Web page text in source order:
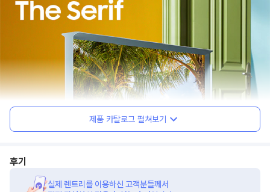
제품 카탈로그 펼쳐보기
후기
실제 렌트리를 이용하신 고객분들께서